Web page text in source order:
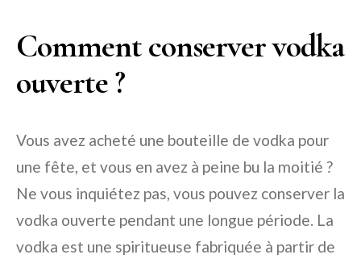
Comment conserver vodka
ouverte ?
Vous avez acheté une bouteille de vodka pour
une fête, et vous en avez à peine bu la moitié ?
Ne vous inquiétez pas, vous pouvez conserver la
vodka ouverte pendant une longue période. La
vodka est une spiritueuse fabriquée à partir de